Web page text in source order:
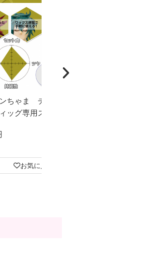
ちゃま チューブタイ
ッグ専用スーパーハード
お気に入り